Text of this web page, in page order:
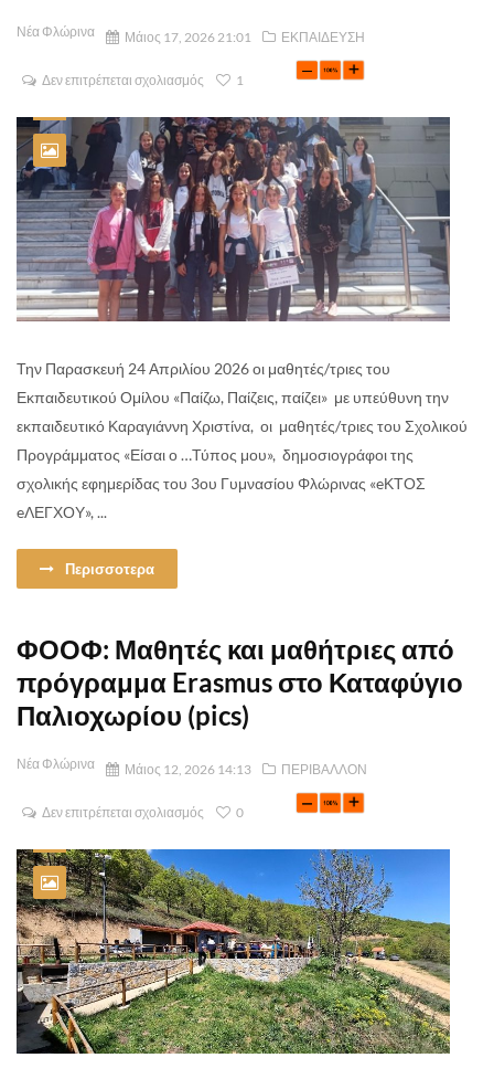
Νέα Φλώρινα Μάιος 17, 2026 21:01 ΕΚΠΑΙΔΕΥΣΗ
Δεν επιτρέπεται σχολιασμός 1
Την Παρασκευή 24 Απριλίου 2026 οι μαθητές/τριες του
Εκπαιδευτικού Ομίλου «Παίζω, Παίζεις, παίζει» με υπεύθυνη την
εκπαιδευτικό Καραγιάννη Χριστίνα, οι μαθητές/τριες του Σχολικού
Προγράμματος «Είσαι ο …Τύπος μου», δημοσιογράφοι της
σχολικής εφημερίδας του 3ου Γυμνασίου Φλώρινας «eΚΤΟΣ
eΛΕΓΧΟΥ», ...
Περισσοτερα
ΦΟΟΦ: Μαθητές και μαθήτριες από
πρόγραμμα Erasmus στο Καταφύγιο
Παλιοχωρίου (pics)
Νέα Φλώρινα Μάιος 12, 2026 14:13 ΠΕΡΙΒΑΛΛΟΝ
Δεν επιτρέπεται σχολιασμός 0